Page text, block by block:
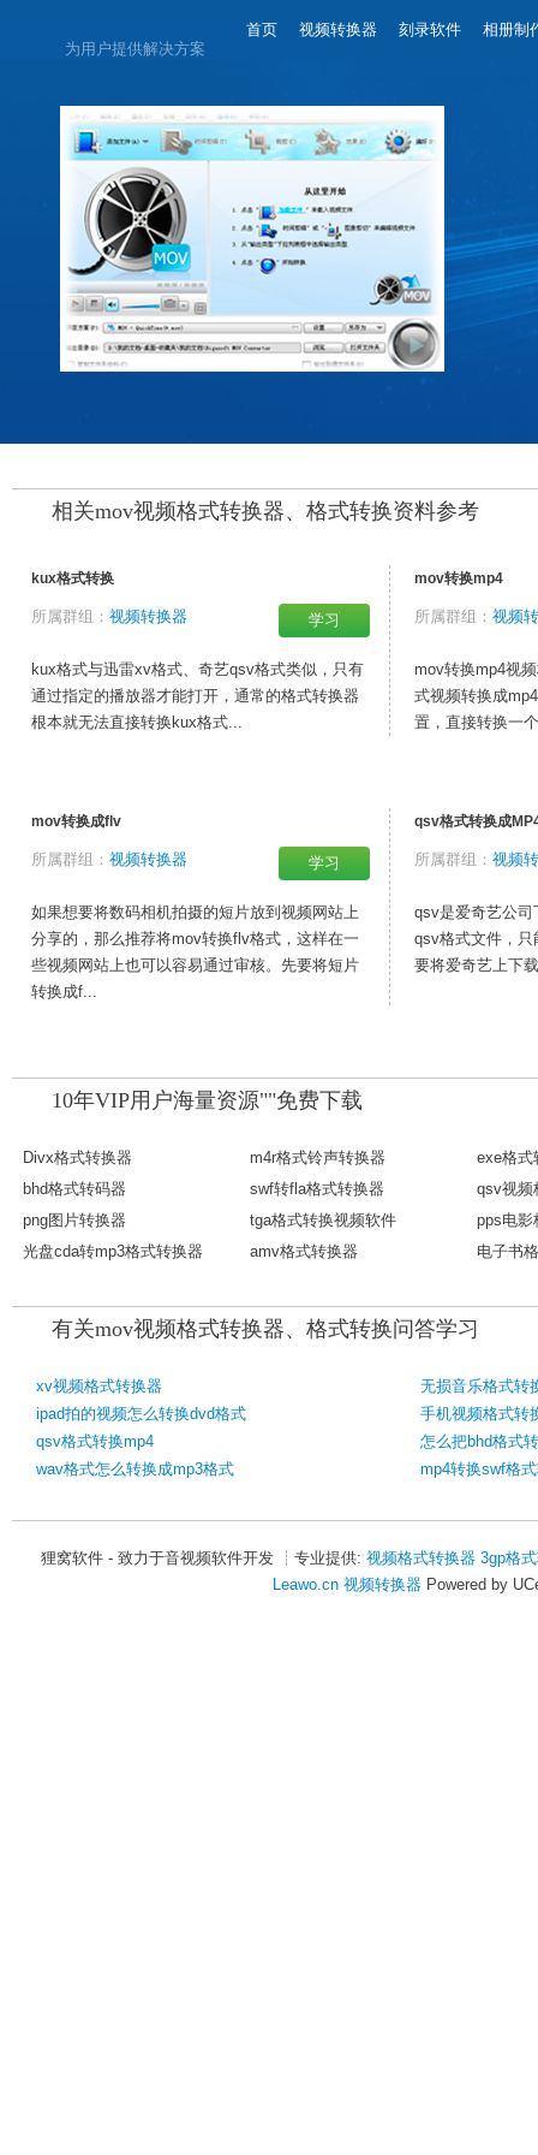
为用户提供解决方案
首页 视频转换器 刻录软件 相册制
相关mov视频格式转换器、格式转换资料参考
kux格式转换
所属群组： 视频转换器 学习
kux格式与迅雷xv格式、奇艺qsv格式类似，只有
通过指定的播放器才能打开，通常的格式转换器
根本就无法直接转换kux格式...
mov转换mp4
所属群组： 视频
mov转换mp4视
式视频转换成
置，直接转换一
mov转换成flv
所属群组： 视频转换器 学习
如果想要将数码相机拍摄的短片放到视频网站上
分享的，那么推荐将mov转换flv格式，这样在一
些视频网站上也可以容易通过审核。先要将短片
转换成f...
qsv格式转换成
所属群组： 视频
qsv是爱奇艺公司
qsv格式文件，只
要将爱奇艺上下
10年VIP用户海量资源""免费下载
Divx格式转换器
bhd格式转码器
png图片转换器
光盘cda转mp3格式转换器
m4r格式铃声转换器
swf转fla格式转换器
tga格式转换视频软件
amv格式转换器
exe格式
qsv视频
pps电影
电子书
有关mov视频格式转换器、格式转换问答学习
xv视频格式转换器
ipad拍的视频怎么转换dvd格式
qsv格式转换mp4
wav格式怎么转换成mp3格式
无损音乐格式转
手机视频格式转
怎么把bhd格式
mp4转换swf格
狸窝软件 - 致力于音视频软件开发 ┊专业提供: 视频格式转换器 3gp格
Leawo.cn 视频转换器 Powered by